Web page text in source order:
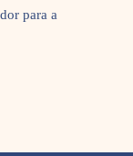
para a